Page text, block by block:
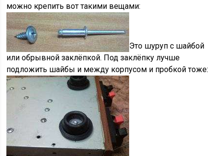
можно крепить вот такими вещами:
Это шуруп с шайбой
или обрывной заклёпкой. Под заклёпку лучше
подложить шайбы и между корпусом и пробкой тоже: